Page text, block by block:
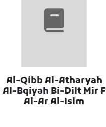
Al-Qibb Al-Atharyah
Al-Bqiyah Bi-Dilt Mir F
Al-Ar Al-Islm